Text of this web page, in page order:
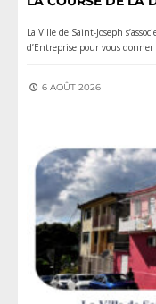
La Ville de Saint-Joseph
d’Entreprise pour vous donner
6 AOÛT 2026